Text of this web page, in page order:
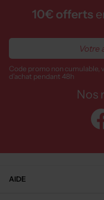
10€ offerts
Code promo non
d’achat pendant 48h
Nos
AIDE